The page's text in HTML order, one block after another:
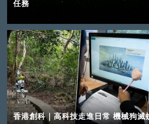
任務
香港創科｜高科技走進日常 機械狗滅